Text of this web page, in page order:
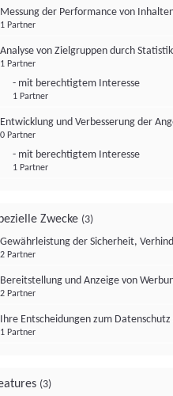
Messung der Performance von
1 Partner
Analyse von Zielgruppen durch
1 Partner
- mit berechtigtem Interesse
1 Partner
Entwicklung und Verbesserung der
0 Partner
- mit berechtigtem Interesse
1 Partner
Zwecke (3)
Gewährleistung der Sicherheit,
2 Partner
Bereitstellung und Anzeige von
2 Partner
Ihre Entscheidungen zum
1 Partner
(3)